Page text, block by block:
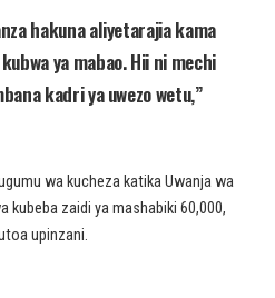
hakuna aliyetarajia kama
ya mabao. Hii ni mechi
kadri ya uwezo wetu,”
wa kucheza katika Uwanja wa
kubeba zaidi ya mashabiki 60,000,
upinzani.